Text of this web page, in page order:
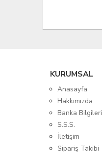
KURUMSAL
Anasayfa
Hakkımızda
Banka Bilgileri
S.S.S.
İletişim
Sipariş Takibi